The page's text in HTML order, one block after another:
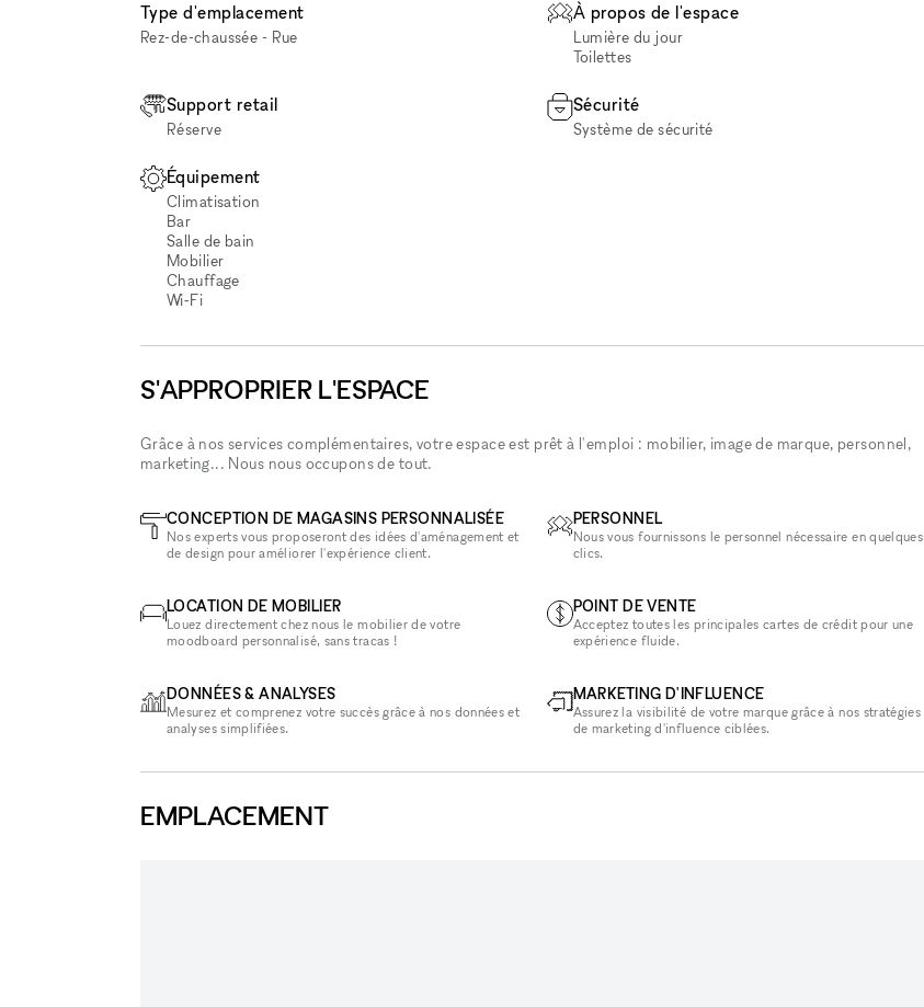
Type d'emplacement
Rez-de-chaussée - Rue
À propos de l'espace
Lumière du jour
Toilettes
Support retail
Réserve
Sécurité
Système de sécurité
Équipement
Climatisation
Bar
Salle de bain
Mobilier
Chauffage
Wi‑Fi
S'APPROPRIER L'ESPACE
Grâce à nos services complémentaires, votre espace est prêt à l'emploi : mobilier, image de marque, personnel,
marketing... Nous nous occupons de tout.
CONCEPTION DE MAGASINS PERSONNALISÉE
Nos experts vous proposeront des idées d'aménagement et
de design pour améliorer l'expérience client.
LOCATION DE MOBILIER
Louez directement chez nous le mobilier de votre
moodboard personnalisé, sans tracas !
DONNÉES & ANALYSES
Mesurez et comprenez votre succès grâce à nos données et
analyses simplifiées.
PERSONNEL
Nous vous fournissons le personnel nécessaire en quelques
clics.
POINT DE VENTE
Acceptez toutes les principales cartes de crédit pour une
expérience fluide.
MARKETING D'INFLUENCE
Assurez la visibilité de votre marque grâce à nos stratégies
de marketing d'influence ciblées.
EMPLACEMENT